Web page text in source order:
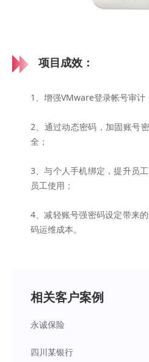
项目成效：
1、增强VMware登录帐号审计
2、通过动态密码，加固账号
全；
3、与个人手机绑定，提升员
员工使用；
4、减轻账号强密码设定带来
码运维成本。
相关客户案例
永诚保险
四川某银行